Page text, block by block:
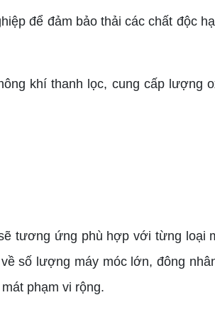
để đảm bảo thải các chất độc
khí thanh lọc, cung cấp lượng
ứng phù hợp với từng loại
số lượng máy móc lớn, đông
phạm vi rộng.